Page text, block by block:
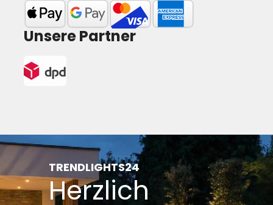
Unsere Partner
TRENDLIGHTS24
Herzlich